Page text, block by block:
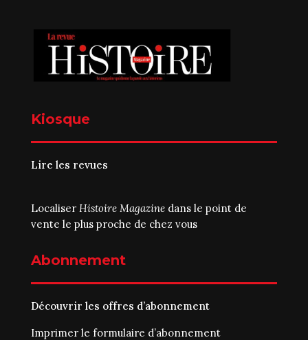
Kiosque
Lire les revues
Localiser Histoire Magazinedans le point de
vente le plus proche de chez vous
Abonnement
Découvrir les offres d’abonnement
Imprimer le formulaire d’abonnement